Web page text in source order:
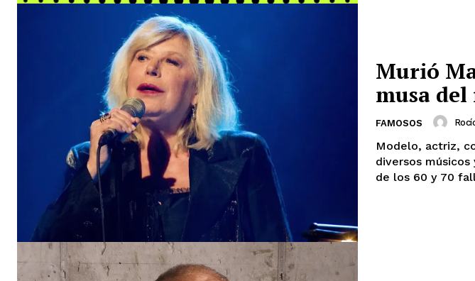
El Suplemento
Murió
musa
FAMOSOS
Modelo, actriz,
diversos
de los 60 y 70